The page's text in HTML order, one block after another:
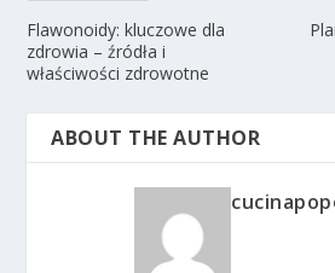
Flawonoidy: kluczowe dla
zdrowia – źródła i
właściwości zdrowotne
ABOUT THE AUTHOR